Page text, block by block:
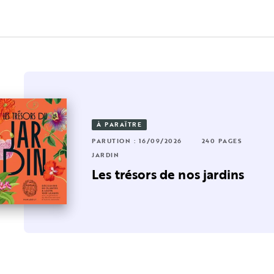
PAGES
jardin
: 15/10/2025
256 PAGES
jardin survivaliste
À PARAÎTRE
PARUTION : 16/09/2026
240 PAGES
JARDIN
Les trésors de nos jardins